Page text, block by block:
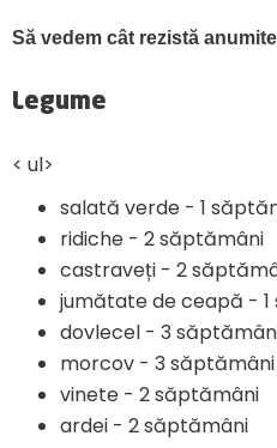
Să vedem cât rezistă
Legume
< ul>
salată verde - 1
ridiche - 2 săptămâni
castraveți - 2
jumătate de ceapă -
dovlecel - 3
morcov - 3 săptămâni
vinete - 2 săptămâni
ardei - 2 săptămâni